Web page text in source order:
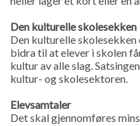
Den kulturelle skolesekken
Den kulturelle skolesekken
bidra til at elever i skolen
kultur av alle slag.
kultur- og skolesektoren.
Elevsamtaler
Det skal gjennomføres